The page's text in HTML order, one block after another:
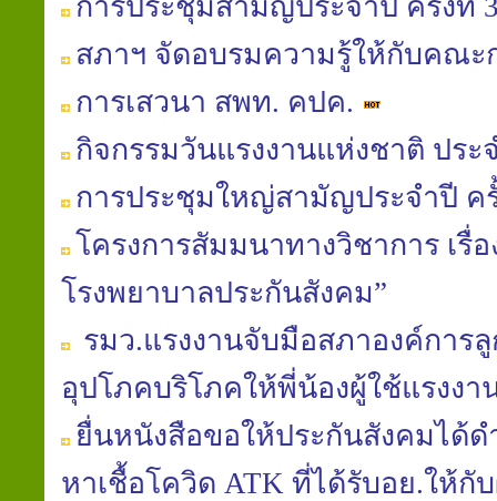
การประชุมสามัญประจำปี ครั้งที่
สภาฯ จัดอบรมความรู้ให้กับคณะ
การเสวนา สพท. คปค.
กิจกรรมวันแรงงานแห่งชาติ ประ
การประชุมใหญ่สามัญประจำปี ค
โครงการสัมมนาทางวิชาการ เรื่
โรงพยาบาลประกันสังคม”
รมว.แรงงานจับมือสภาองค์การ
อุปโภคบริโภคให้พี่น้องผู้ใช้แรงง
ยื่นหนังสือขอให้ประกันสังคมได้
หาเชื้อโควิด ATK ที่ได้รับอย.ให้กั